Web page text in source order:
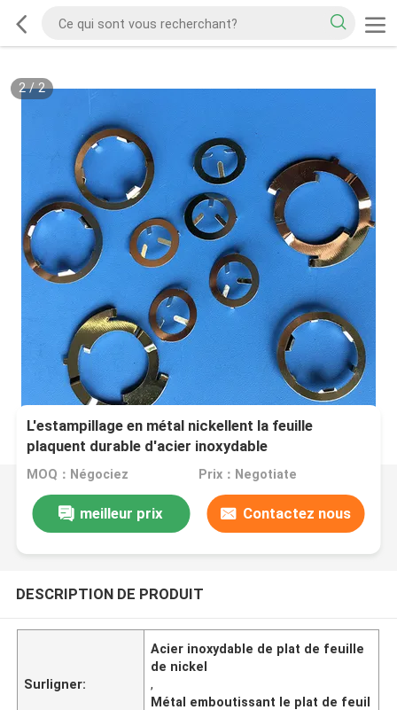
2/2
L'estampillage en métal nickellent la feuille
plaquent durable d'acier inoxydable
MOQ：Négociez Prix：Negotiate
meilleur prix Contactez nous
DESCRIPTION DE PRODUIT
Surligner:
Acier inoxydable de plat de feuille
de nickel
,
Métal emboutissant le plat de feuil